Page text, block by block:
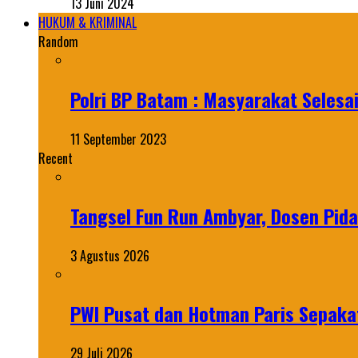
HUKUM & KRIMINAL
Random
Polri BP Batam : Masyarakat
11 September 2023
Recent
Tangsel Fun Run Ambyar, Dosen
3 Agustus 2026
PWI Pusat dan Hotman Paris
29 Juli 2026